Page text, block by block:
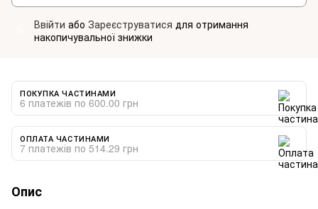
Ввійти або Зареєструватися для отримання
накопичувальної знижки
ПОКУПКА ЧАСТИНАМИ
6 платежів по 600.00 грн
ОПЛАТА ЧАСТИНАМИ
7 платежів по 514.29 грн
Опис